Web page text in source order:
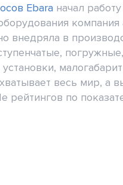
Ebara начал
внедряла в
весь мир, а
рейтингов по